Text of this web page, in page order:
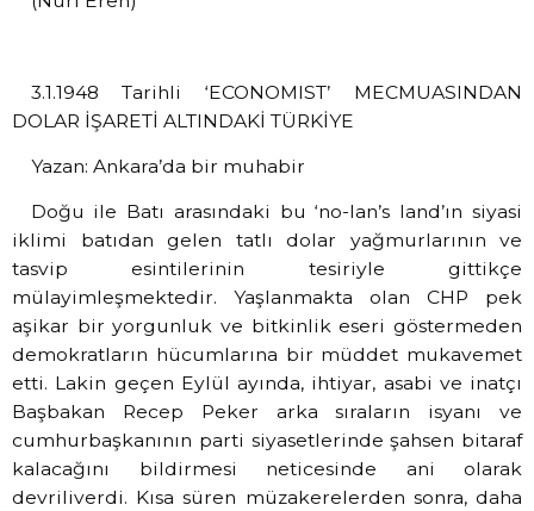
3.1.1948 Tarihli ‘ECONOMIST’ MECMUASINDAN
DOLAR İŞARETİ ALTINDAKİ TÜRKİYE
Yazan: Ankara’da bir muhabir
Doğu ile Batı arasındaki bu ‘no-lan’s land’ın siyasi
iklimi batıdan gelen tatlı dolar yağmurlarının ve
tasvip esintilerinin tesiriyle gittikçe
mülayimleşmektedir. Yaşlanmakta olan CHP pek
aşikar bir yorgunluk ve bitkinlik eseri göstermeden
demokratların hücumlarına bir müddet mukavemet
etti. Lakin geçen Eylül ayında, ihtiyar, asabi ve inatçı
Başbakan Recep Peker arka sıraların isyanı ve
cumhurbaşkanının parti siyasetlerinde şahsen bitaraf
kalacağını bildirmesi neticesinde ani olarak
devriliverdi. Kısa süren müzakerelerden sonra, daha